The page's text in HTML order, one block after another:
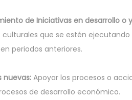
de Iniciativas en desarrollo o
culturales que se estén
periodos anteriores.
nuevas: Apoyar los procesos o
de desarrollo económico.